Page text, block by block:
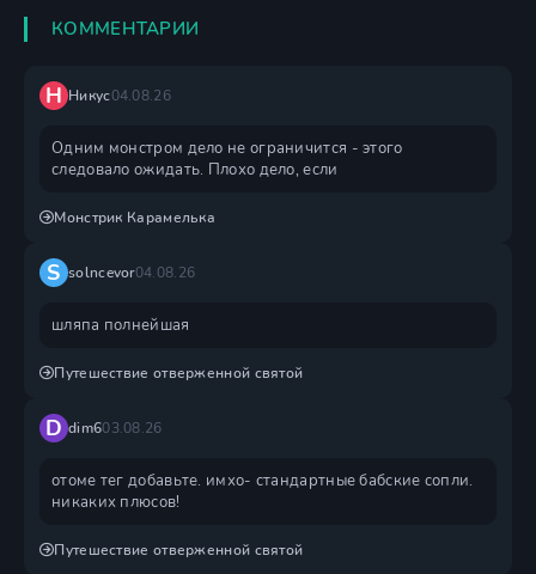
КОММЕНТАРИИ
Н Никус04.08.26
Одним монстром дело не ограничится - этого
следовало ожидать. Плохо дело, если
Монстрик Карамелька
S solncevor04.08.26
шляпа полнейшая
Путешествие отверженной святой
D dim603.08.26
отоме тег добавьте. имхо- стандартные бабские сопли.
никаких плюсов!
Путешествие отверженной святой